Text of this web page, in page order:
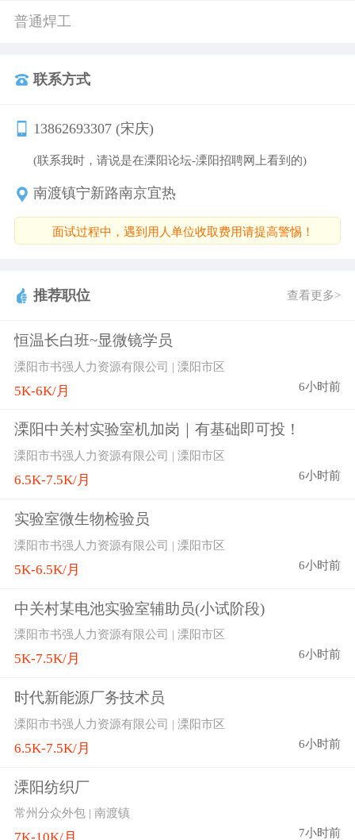
普通焊工
联系方式
13862693307 (宋庆)
(联系我时，请说是在溧阳论坛-溧阳招聘网上看到的)
南渡镇宁新路南京宜热
面试过程中，遇到用人单位收取费用请提高警惕！
推荐职位 查看更多>
恒温长白班~显微镜学员
溧阳市书强人力资源有限公司 | 溧阳市区
5K-6K/月 6小时前
溧阳中关村实验室机加岗｜有基础即可投！
溧阳市书强人力资源有限公司 | 溧阳市区
6.5K-7.5K/月 6小时前
实验室微生物检验员
溧阳市书强人力资源有限公司 | 溧阳市区
5K-6.5K/月 6小时前
中关村某电池实验室辅助员(小试阶段)
溧阳市书强人力资源有限公司 | 溧阳市区
5K-7.5K/月 6小时前
时代新能源厂务技术员
溧阳市书强人力资源有限公司 | 溧阳市区
6.5K-7.5K/月 6小时前
溧阳纺织厂
常州分众外包 | 南渡镇
7小时前